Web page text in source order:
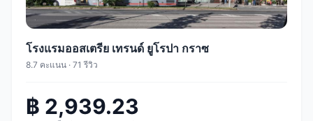
โรงแรมออสเตรีย เทรนด์ ยูโรปา กราซ
8.7 คะแนน · 71 รีวิว
฿ 2,939.23